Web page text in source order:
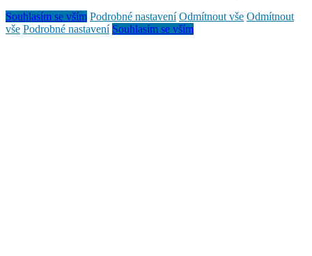
Souhlasím se vším Podrobné nastavení Odmítnout vše Odmítnout
vše Podrobné nastavení Souhlasím se vším